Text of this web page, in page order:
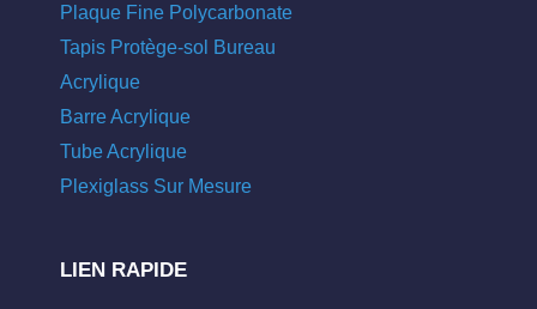
Plaque Fine Polycarbonate
Tapis Protège-sol Bureau
Acrylique
Barre Acrylique
Tube Acrylique
Plexiglass Sur Mesure
LIEN RAPIDE